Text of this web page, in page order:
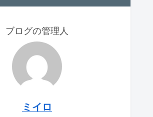
ブログの管理人
ミイロ